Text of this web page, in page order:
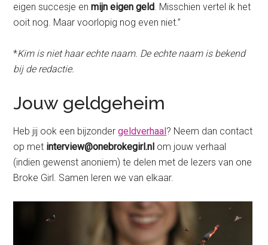
eigen succesje enmijn eigen geld . Misschien vertel ik het
ooit nog. Maar voorlopig nog even niet.”
*Kim is niet haar echte naam. De echte naam is bekend
bij de redactie.
Jouw geldgeheim
Heb jij ook een bijzondergeldverhaal? Neem dan contact
op met interview@onebrokegirl.nl om jouw verhaal
(indien gewenst anoniem) te delen met de lezers van one
Broke Girl. Samen leren we van elkaar.